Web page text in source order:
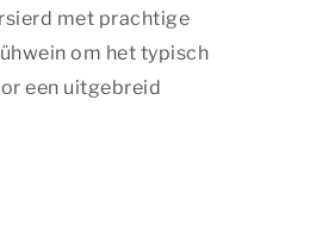
met prachtige
om het typisch
een uitgebreid